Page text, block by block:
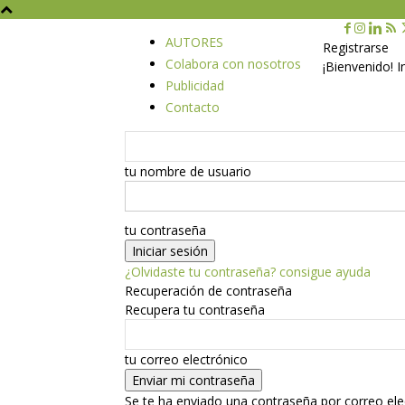
AUTORES
Colabora con nosotros
Publicidad
Contacto
Registrarse
¡Bienvenido!
tu nombre de usuario
tu contraseña
¿Olvidaste tu contraseña? consigue ayuda
Recuperación de contraseña
Recupera tu contraseña
tu correo electrónico
Se te ha enviado una contraseña por correo